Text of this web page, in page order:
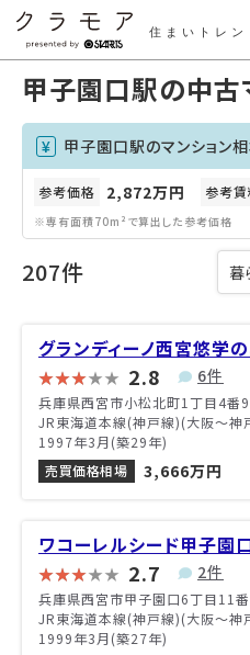
住まいトレン
甲子園口駅の中古
甲子園口駅のマンション
参考価格 2,872万円 参考賃
※専有面積70m²で算出した参考価格
207件
グランディーノ西宮悠学
2.8 6件
兵庫県西宮市小松北町1丁目4番
JR東海道本線(神戸線)(大阪～神
1997年3月(築29年)
売買価格相場
3,666万円
ワコーレルシード甲子園
2.7 2件
兵庫県西宮市甲子園口6丁目11
JR東海道本線(神戸線)(大阪～神
1999年3月(築27年)